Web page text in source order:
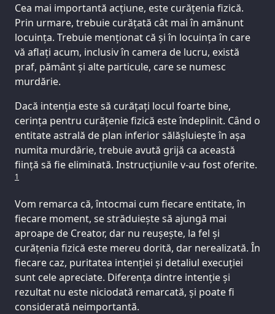
Cea mai importantă acțiune, este curățenia fizică.
Prin urmare, trebuie curățată cât mai în amănunt
locuința. Trebuie menționat că și în locuința în care
vă aflați acum, inclusiv în camera de lucru, există
praf, pământ și alte particule, care se numesc
murdărie.
Dacă intenția este să curățați locul foarte bine,
cerința pentru curățenie fizică este îndeplinit. Când o
entitate astrală de plan inferior sălășluiește în așa
numita murdărie, trebuie avută grijă ca această
ființă să fie eliminată. Instrucțiunile v-au fost oferite.
1
Vom remarca că, întocmai cum fiecare entitate, în
fiecare moment, se străduiește să ajungă mai
aproape de Creator, dar nu reușește, la fel și
curățenia fizică este mereu dorită, dar nerealizată. În
fiecare caz, puritatea intenției și detaliul execuției
sunt cele apreciate. Diferența dintre intenție și
rezultat nu este niciodată remarcată, și poate fi
considerată neimportantă.